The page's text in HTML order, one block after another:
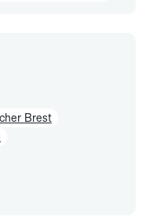
Brest